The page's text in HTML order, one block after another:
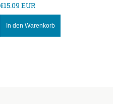
€15.09 EUR
In den Warenkorb